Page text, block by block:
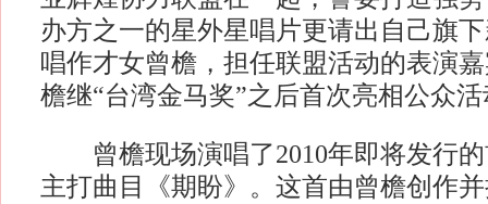
办方之一的星外星唱片更请出自己旗
唱作才女曾檐，担任联盟活动的表演
檐继“台湾金马奖”之后首次亮相公众
曾檐现场演唱了2010年即将发行的
主打曲目《期盼》。这首由曾檐创作